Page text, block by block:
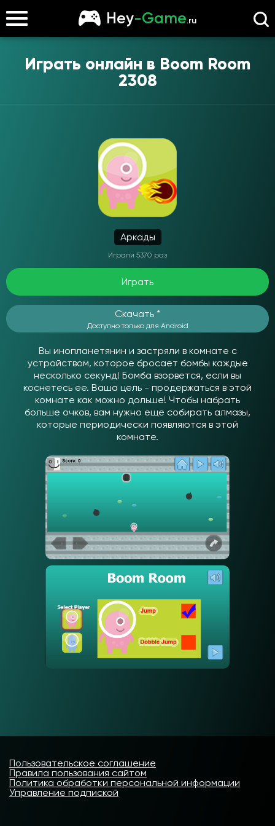
Hey-Game.ru
Играть онлайн в Boom Room
2308
Аркады
Играли 5370 раз
Играть
Скачать *
Доступно только для Android
Вы инопланетянин и застряли в комнате с
устройством, которое бросает бомбы каждые
несколько секунд! Бомба взорвется, если вы
коснетесь ее. Ваша цель - продержаться в этой
комнате как можно дольше! Чтобы набрать
больше очков, вам нужно еще собирать алмазы,
которые периодически появляются в этой
комнате.
Пользовательское соглашение
Правила пользования сайтом
Политика обработки персональной информации
Управление подпиской